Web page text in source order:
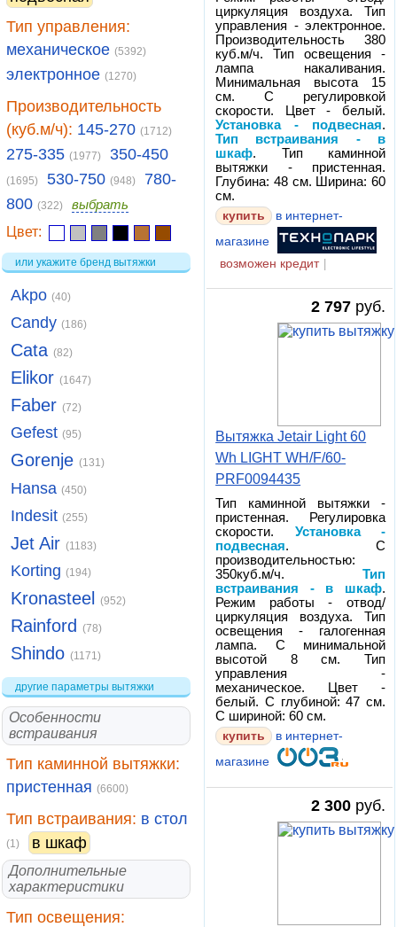
Тип управления:
механическое (5392)
электронное (1270)
Производительность
(куб.м/ч): 145-270 (1712)
275-335 (1977) 350-450
(1695) 530-750 (948)
780-
800 (322)
выбрать
Цвет:
или укажите бренд вытяжки
Akpo(40)
Candy(186)
Cata(82)
Elikor(1647)
Faber(72)
Gefest(95)
Gorenje(131)
Hansa(450)
Indesit(255)
Jet Air(1183)
Korting(194)
Kronasteel(952)
Rainford(78)
Shindo(1171)
другие параметры вытяжки
Особенности
встраивания
Тип каминной вытяжки:
пристенная (6600)
Тип встраивания: в стол
(1) в шкаф
Дополнительные
характеристики
Тип освещения:
циркуляция воздуха. Тип
управления - электронное.
Производительность 380
куб.м/ч. Тип освещения -
лампа накаливания.
Минимальная высота 15
см. С регулировкой
скорости. Цвет - белый.
Установка - подвесная.
Тип встраивания - в
шкаф. Тип каминной
вытяжки - пристенная.
Глубина: 48 см. Ширина: 60
см.
купить
в интернет-
магазине
возможен кредит
2 797 руб.
Вытяжка Jetair Light 60
Wh LIGHT WH/F/60-
PRF0094435
Тип каминной вытяжки -
пристенная. Регулировка
скорости. Установка -
подвесная. С
производительностью:
350куб.м/ч.Тип
встраивания - в шкаф.
Режим работы - отвод/
циркуляция воздуха. Тип
освещения - галогенная
лампа. С минимальной
высотой 8 см. Тип
управления -
механическое. Цвет -
белый. С глубиной: 47 см.
С шириной: 60 см.
купить
в интернет-
магазине
2 300 руб.